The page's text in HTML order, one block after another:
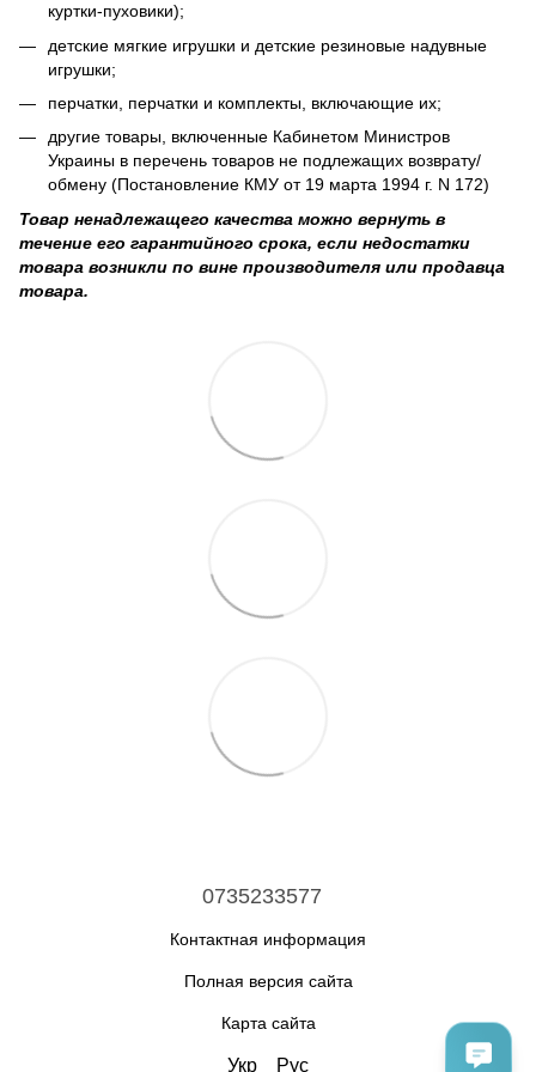
куртки-пуховики);
детские мягкие игрушки и детские резиновые надувные
игрушки;
перчатки, перчатки и комплекты, включающие их;
другие товары, включенные Кабинетом Министров
Украины в перечень товаров не подлежащих возврату/
обмену (Постановление КМУ от 19 марта 1994 г. N 172)
Товар ненадлежащего качества можно вернуть в
течение его гарантийного срока, если недостатки
товара возникли по вине производителя или продавца
товара.
0735233577
Контактная информация
Полная версия сайта
Карта сайта
Укр Рус